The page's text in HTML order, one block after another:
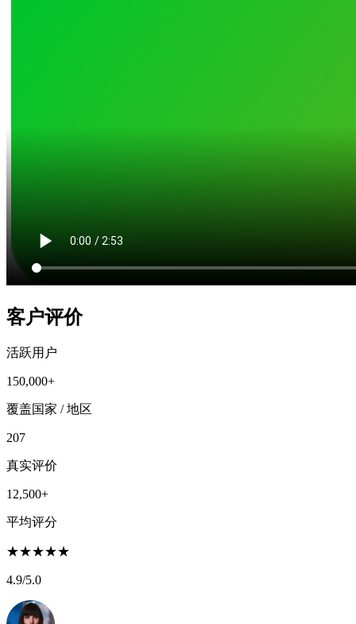
客户评价
活跃用户
150,000+
覆盖国家 / 地区
207
真实评价
12,500+
平均评分
★★★★★
4.9/5.0